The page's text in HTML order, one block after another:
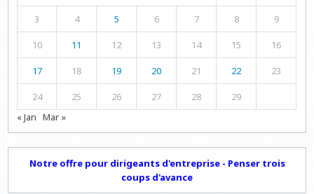
3 4 5 6 7 8 9
10 11 12 13 14 15 16
17 18 19 20 21 22 23
24 25 26 27 28
29
« Jan Mar »
Notre offre pour dirigeants d'entreprise - Penser trois
coups d'avance